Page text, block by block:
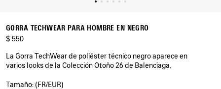
GORRA TECHWEAR PARA HOMBRE EN NEGRO
$ 550
La Gorra TechWear de poliéster técnico negro aparece en
varios looks de la Colección Otoño 26 de Balenciaga.
COLORES
Tamaño: (FR/EUR)